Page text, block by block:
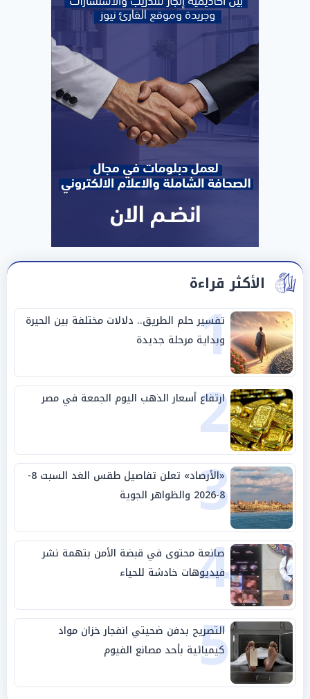
الأكثر قراءة
1
تفسير حلم الطريق.. دلالات مختلفة بين الحيرة
وبداية مرحلة جديدة
2
ارتفاع أسعار الذهب اليوم الجمعة في مصر
3
«الأرصاد» تعلن تفاصيل طقس الغد السبت 8-
8-2026 والظواهر الجوية
4
صانعة محتوى في قبضة الأمن بتهمة نشر
فيديوهات خادشة للحياء
5
التصريح بدفن ضحيتي انفجار خزان مواد
كيميائية بأحد مصانع الفيوم